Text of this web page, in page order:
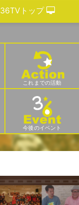
これまでの活動
今後のイベント
36TVトップ